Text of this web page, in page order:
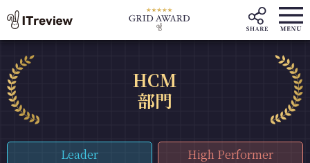
HCM
部門
Leader High Performer